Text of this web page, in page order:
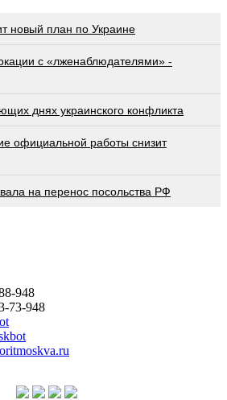
новый план по Украине
с «лженаблюдателями» -
днях украинского конфликта
официальной работы снизит
на перенос посольства РФ
948
73-948